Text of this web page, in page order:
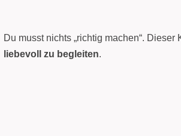
Du musst nichts „richtig machen“. Dieser
liebevoll zu begleiten.